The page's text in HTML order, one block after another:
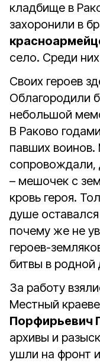
кладбище в
захоронили в
село. Среди
Своих героев
Облагородили
небольшой
В Раково
павших воинов.
сопровождали,
– мешочек с
кровь героя.
душе
почему же не
героев-
битвы в
За работу
Местный
Порфирьевич
архивы и
ушли на фронт